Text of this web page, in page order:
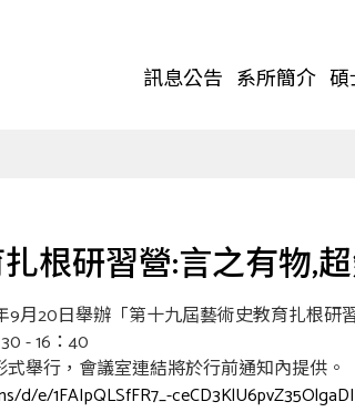
訊息公告 系所簡介
根研習營:言之有物,
9月20日舉辦「第十九屆藝術史教育扎根
- 16：40
舉行，會議室連結將於行前通知內提供。
e/1FAIpQLSfFR7_-